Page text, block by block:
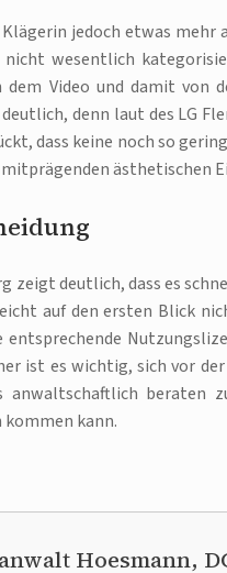
jedoch etwas
wesentlich
dem Video und damit
denn laut des LG
dass keine noch so
ästhetischen
zeigt deutlich, dass es
auf den ersten Blick
entsprechende
ist es wichtig, sich vor
anwaltschaftlich
kann.
Hoesmann,